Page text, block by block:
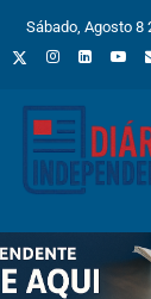
Sábado, Agosto 8